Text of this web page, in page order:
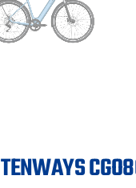
TENWAYS